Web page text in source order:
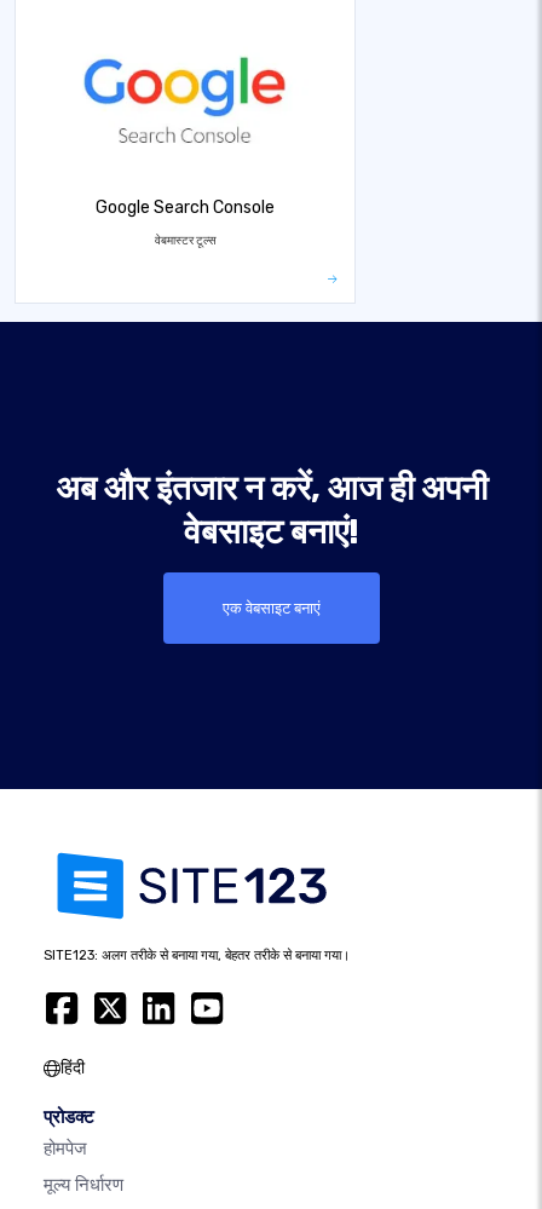
Google Search Console
वेबमास्टर टूल्स
अब और इंतजार न करें, आज ही अपनी
वेबसाइट बनाएं!
एक वेबसाइट बनाएं
SITE123: अलग तरीके से बनाया गया, बेहतर तरीके से बनाया गया।
हिंदी
प्रोडक्ट
होमपेज
मूल्य निर्धारण